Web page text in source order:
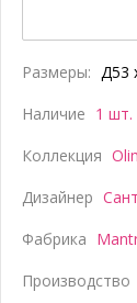
Размеры: Д53
Наличие 1 шт.
Коллекция
Дизайнер
Фабрика
Производство